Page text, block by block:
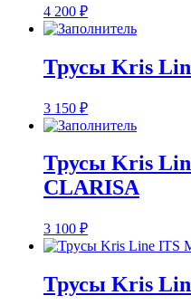
4 200 ₽
Трусы Kris
3 150 ₽
Трусы Kris
CLARISA
3 100 ₽
Трусы Kris